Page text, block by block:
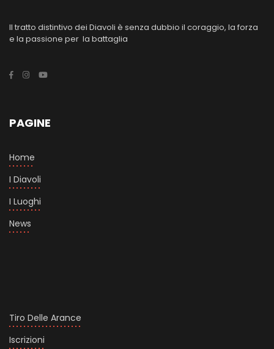
Il tratto distintivo dei Diavoli è senza dubbio il coraggio, la forza
e la passione per la battaglia
PAGINE
Home
I Diavoli
I Luoghi
News
Tiro Delle Arance
Iscrizioni